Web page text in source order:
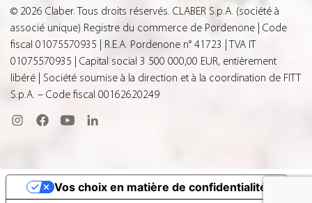
© 2026 Claber. Tous droits réservés. CLABER S.p.A. (société à
associé unique) Registre du commerce de Pordenone | Code
fiscal 01075570935 | R.E.A. Pordenone n° 41723 | TVA IT
01075570935 | Capital social 3 500 000,00 EUR, entièrement
libéré | Société soumise à la direction et à la coordination de FITT
S.p.A. – Code fiscal 00162620249
Vos choix en matière de confidentialité